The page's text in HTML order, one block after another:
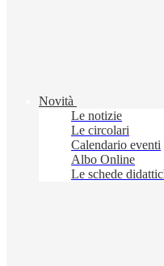
Novità
Le notizie
Le circolari
Calendario eventi
Albo Online
Le schede